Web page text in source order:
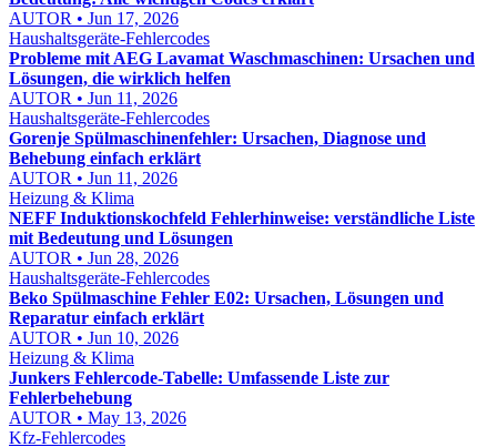
AUTOR • Jun 17, 2026
Haushaltsgeräte-Fehlercodes
Probleme mit AEG Lavamat Waschmaschinen: Ursachen und
Lösungen, die wirklich helfen
AUTOR • Jun 11, 2026
Haushaltsgeräte-Fehlercodes
Gorenje Spülmaschinenfehler: Ursachen, Diagnose und
Behebung einfach erklärt
AUTOR • Jun 11, 2026
Heizung & Klima
NEFF Induktionskochfeld Fehlerhinweise: verständliche Liste
mit Bedeutung und Lösungen
AUTOR • Jun 28, 2026
Haushaltsgeräte-Fehlercodes
Beko Spülmaschine Fehler E02: Ursachen, Lösungen und
Reparatur einfach erklärt
AUTOR • Jun 10, 2026
Heizung & Klima
Junkers Fehlercode-Tabelle: Umfassende Liste zur
Fehlerbehebung
AUTOR • May 13, 2026
Kfz-Fehlercodes